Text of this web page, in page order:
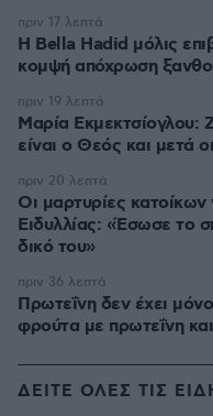
Η Bella Hadid μόλις
κομψή απόχρωση
πριν 17 λεπτά
Μαρία Εκμεκτσίογλου:
είναι ο Θεός και μετά
πριν 19 λεπτά
Οι μαρτυρίες
Ειδυλλίας: «Έσωσε το
δικό του»
πριν 20 λεπτά
Πρωτεΐνη δεν έχει
φρούτα με πρωτεΐνη
πριν 36 λεπτά
ΔΕΙΤΕ ΟΛΕΣ ΤΙΣ